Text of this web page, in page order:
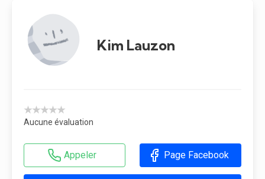
Kim Lauzon
★★★★★
Aucune évaluation
Appeler Page Facebook